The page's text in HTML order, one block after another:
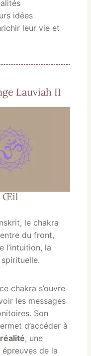
idées
leur vie et
Lauviah II
Œil
le chakra
du front,
l’intuition, la
chakra s’ouvre
les messages
Son
d’accéder à
, une
de la